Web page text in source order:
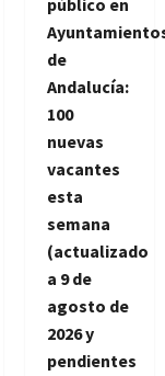
público en
de
Andalucía:
100
nuevas
vacantes
esta
semana
(actualizado
a 9 de
agosto de
2026 y
pendientes